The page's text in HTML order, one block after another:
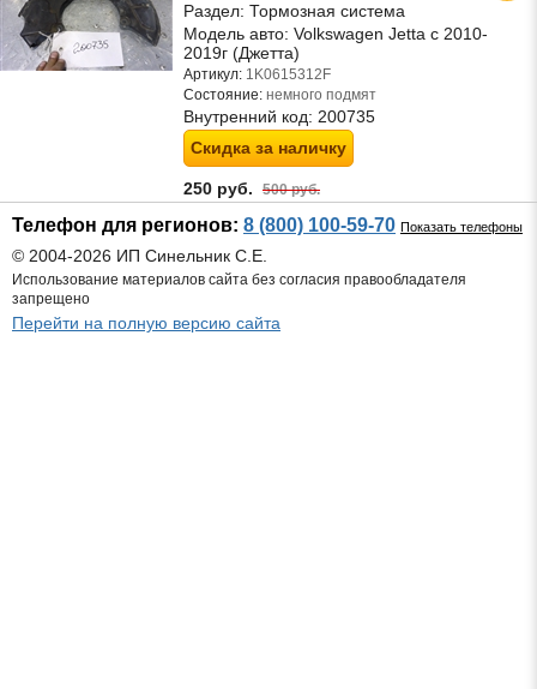
Раздел: Тормозная система
Модель авто: Volkswagen Jetta с 2010-
2019г (Джетта)
Артикул: 1K0615312F
Состояние: немного подмят
Внутренний код: 200735
Скидка за наличку
250 руб. 500 руб.
Телефон для регионов: 8 (800) 100-59-70 Показать телефоны
© 2004-2026 ИП Синельник С.Е.
Использование материалов сайта без согласия правообладателя
запрещено
Перейти на полную версию сайта